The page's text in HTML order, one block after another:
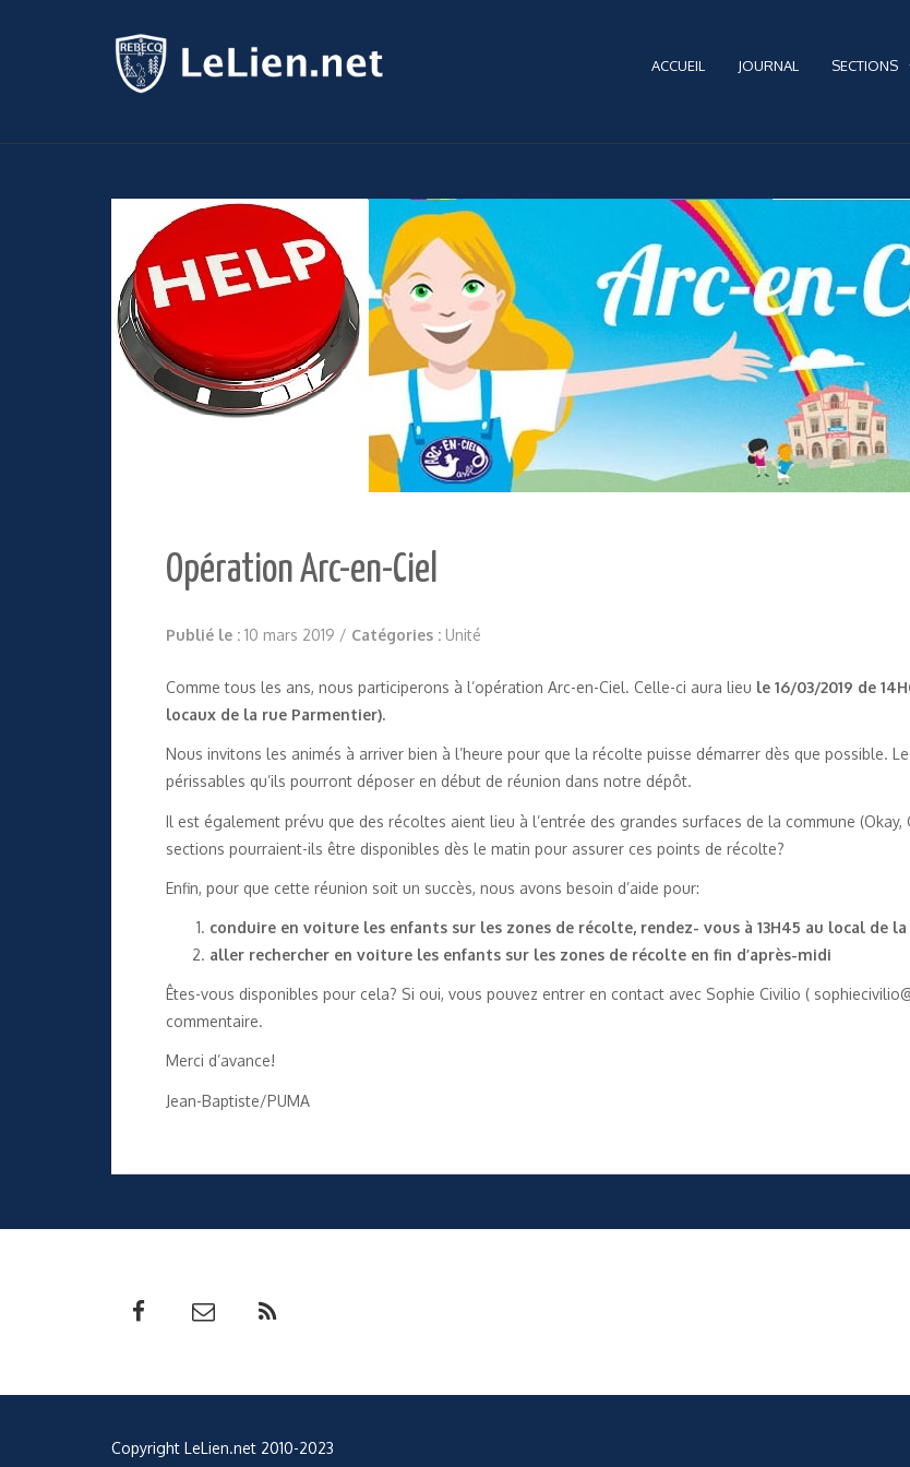
ACCUEIL JOURNAL SECTIONS
Opération Arc-en-Ciel
Publié le : 10 mars 2019 / Catégories : Unité
Comme tous les ans, nous participerons à l’opération Arc-en-Ciel. Celle-ci aura lieu le 16/03/2019 de
locaux de la rue Parmentier).
Nous invitons les animés à arriver bien à l’heure pour que la récolte puisse démarrer dès que possible.
périssables qu’ils pourront déposer en début de réunion dans notre dépôt.
Il est également prévu que des récoltes aient lieu à l’entrée des grandes surfaces de la commune
sections pourraient-ils être disponibles dès le matin pour assurer ces points de récolte?
Enfin, pour que cette réunion soit un succès, nous avons besoin d’aide pour:
conduire en voiture les enfants sur les zones de récolte, rendez- vous à 13H45 au local de
aller rechercher en voiture les enfants sur les zones de récolte en fin d’après-midi
Êtes-vous disponibles pour cela? Si oui, vous pouvez entrer en contact avec Sophie Civilio (
commentaire.
Merci d’avance!
Jean-Baptiste/PUMA
Copyright LeLien.net 2010-2023